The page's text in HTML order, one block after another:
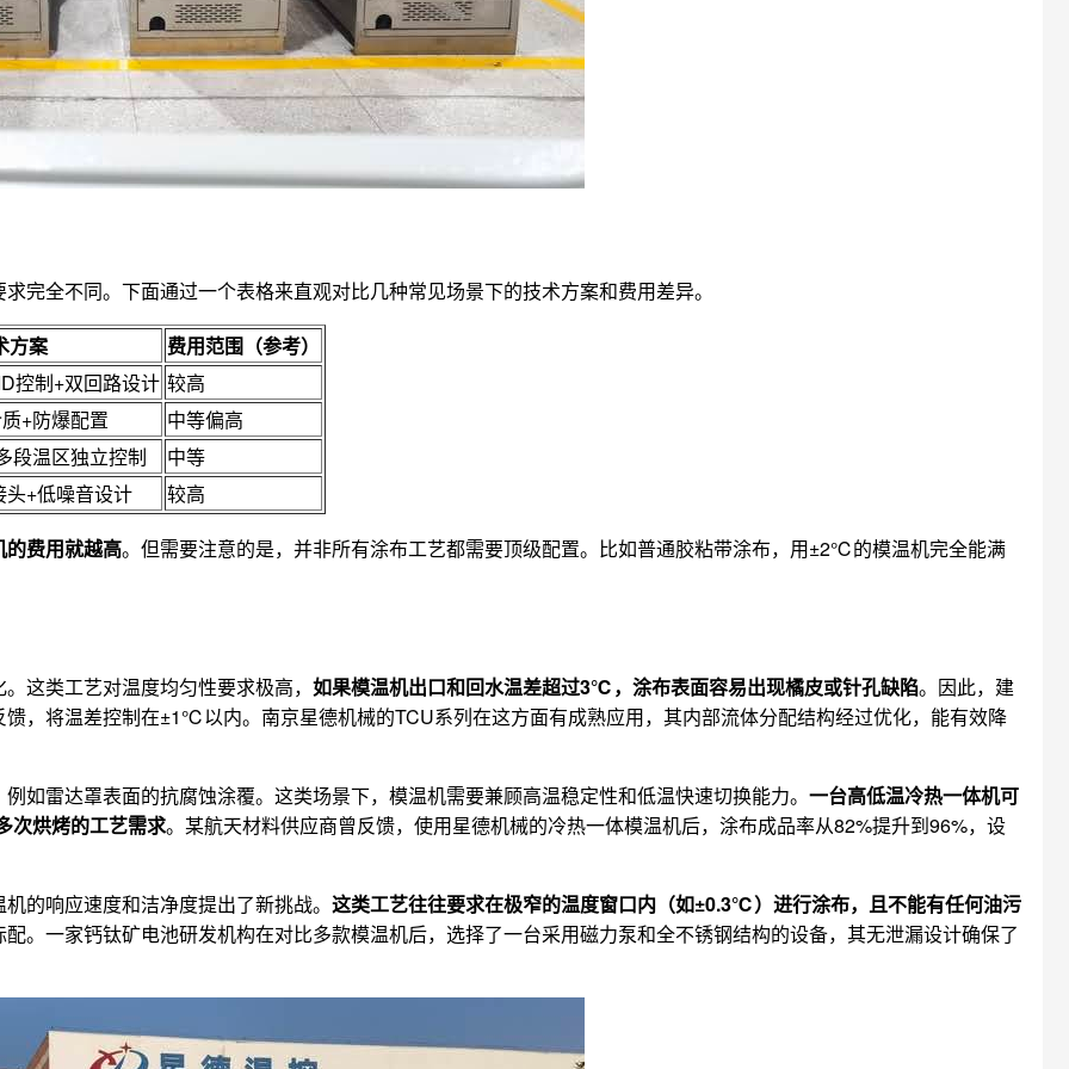
完全不同。下面通过一个表格来直观对比几种常见场景下的技术方案和费用差异。
方案
费用范围（参考）
控制+双回路设计 较高
+防爆配置
中等偏高
段温区独立控制
中等
+低噪音设计
较高
费用就越高。但需要注意的是，并非所有涂布工艺都需要顶级配置。比如普通胶粘带涂布，用±2℃的模温机完全能满
这类工艺对温度均匀性要求极高， 如果模温机出口和回水温差超过3℃，涂布表面容易出现橘皮或针孔缺陷。因此，建
，将温差控制在±1℃以内。南京星德机械的TCU系列在这方面有成熟应用，其内部流体分配结构经过优化，能有效降
如雷达罩表面的抗腐蚀涂覆。这类场景下，模温机需要兼顾高温稳定性和低温快速切换能力。 一台高低温冷热一体机可
烘烤的工艺需求。某航天材料供应商曾反馈，使用星德机械的冷热一体模温机后，涂布成品率从82%提升到96%，设
的响应速度和洁净度提出了新挑战。 这类工艺往往要求在极窄的温度窗口内（如±0.3℃）进行涂布，且不能有任何油污
。一家钙钛矿电池研发机构在对比多款模温机后，选择了一台采用磁力泵和全不锈钢结构的设备，其无泄漏设计确保了